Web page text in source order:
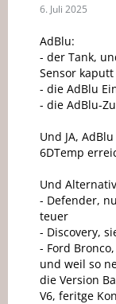
6. Juli 2025
AdBlu:
- der Tank,
Sensor kaputt
- die AdBlu
- die AdBlu-
Und JA,
6DTemp
Und
- Defender,
teuer
- Discovery,
- Ford
und weil so
die Version
V6, feritge